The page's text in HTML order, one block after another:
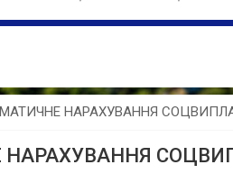
НАРАХУВАННЯ
НАРАХУВАННЯ